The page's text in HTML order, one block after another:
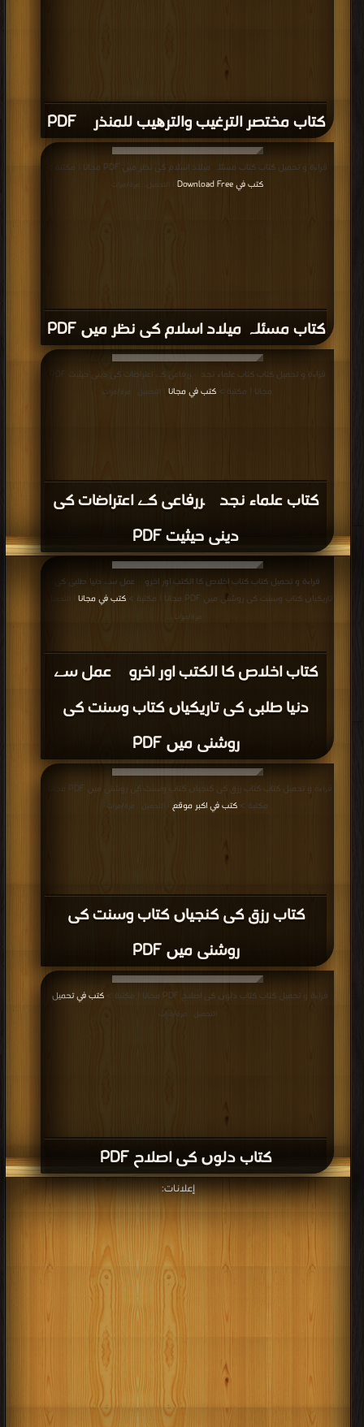
كتاب مختصر الترغیب والترھیب للمنذری PDF
كتاب مسئلہ میلاد اسلام کی نظر میں PDF
قراءة و تحميل كتاب كتاب مسئلہ میلاد اسلام کی نظر میں PDF مجانا | مكتبة >
كتب في Download Free
| التحميل : مرة/مرات
كتاب علماء نجد پررفاعی کے اعتراضات کی
دینی حیثیت PDF
مجانا | مكتبة > كتب في مجانا | التحميل : مرة/مرات
كتاب اخلاص کا الكتب اور اخروی عمل سے
دنیا طلبی کی تاریکیاں کتاب وسنت کی
روشنی میں PDF
قراءة و تحميل كتاب كتاب اخلاص کا الكتب اور اخروی عمل سے دنیا طلبی کی
تاریکیاں کتاب وسنت کی روشنی میں PDF مجانا | مكتبة >
كتب في مجانا | التحميل :
مرة/مرات
كتاب رزق کی کنجیاں کتاب وسنت کی
روشنی میں PDF
قراءة و تحميل كتاب كتاب رزق کی کنجیاں کتاب وسنت کی روشنی میں PDF مجانا |
مكتبة > كتب في اكبر موقع | التحميل : مرة/مرات
كتاب دلوں کی اصلاح PDF
قراءة و تحميل كتاب كتاب دلوں کی اصلاح PDF مجانا | مكتبة > كتب في تحميل
التحميل : مرة/مرات
إعلانات: